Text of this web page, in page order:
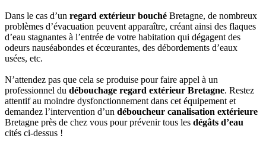
Dans le cas d’un regard extérieur bouché Bretagne, de nombreux
problèmes d’évacuation peuvent apparaître, créant ainsi des flaques
d’eau stagnantes à l’entrée de votre habitation qui dégagent des
odeurs nauséabondes et écœurantes, des débordements d’eaux
usées, etc.
N’attendez pas que cela se produise pour faire appel à un
professionnel du débouchage regard extérieur Bretagne. Restez
attentif au moindre dysfonctionnement dans cet équipement et
demandez l’intervention d’un déboucheur canalisation extérieure
Bretagne près de chez vous pour prévenir tous les dégâts d’eau
cités ci-dessus !